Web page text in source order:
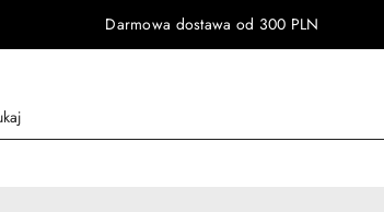
Darmowa dostawa od 300 PLN